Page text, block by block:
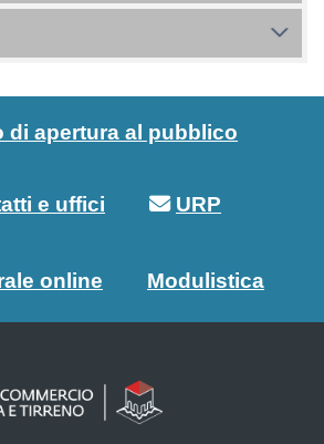
di apertura al pubblico
e uffici URP
online Modulistica